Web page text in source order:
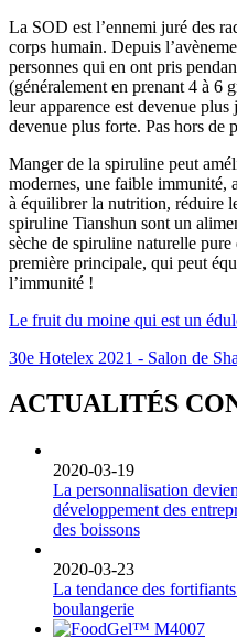
La SOD est l’ennemi juré des
corps humain. Depuis
personnes qui en ont pris
(généralement en prenant 4 à 6
leur apparence est devenue
devenue plus forte. Pas hors de
Manger de la spiruline peut
modernes, une faible immunité,
à équilibrer la nutrition, réduire
spiruline Tianshun sont un
sèche de spiruline naturelle
première principale, qui peut
l’immunité !
Le fruit du moine qui est un
30e Hotelex 2021 - Salon de
ACTUALITÉS
2020-03-19
La personnalisation
développement des
des boissons
2020-03-23
La tendance des
boulangerie